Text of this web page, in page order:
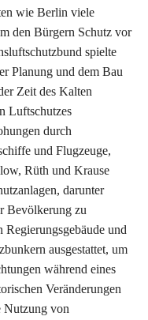
wie Berlin viele
den Bürgern Schutz vor
spielte
Planung und dem Bau
Zeit des Kalten
Luftschutzes
durch
und Flugzeuge,
Rüth und Krause
darunter
Bevölkerung zu
und
ausgestattet, um
während eines
Veränderungen
Nutzung von